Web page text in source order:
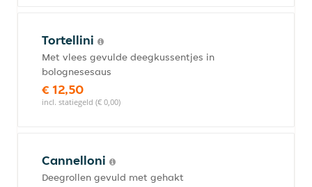
Tortellini
Met vlees gevulde deegkussentjes in
bolognesesaus
€ 12,50
incl. statiegeld (€ 0,00)
Cannelloni
Deegrollen gevuld met gehakt